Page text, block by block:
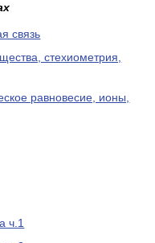
связь
стехиометрия,
равновесие, ионы,
ч.1